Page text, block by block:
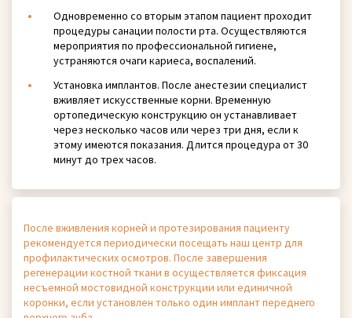
Одновременно со вторым этапом пациент проходит
процедуры санации полости рта. Осуществляются
мероприятия по профессиональной гигиене,
устраняются очаги кариеса, воспалений.
Установка имплантов. После анестезии специалист
вживляет искусственные корни. Временную
ортопедическую конструкцию он устанавливает
через несколько часов или через три дня, если к
этому имеются показания. Длится процедура от 30
минут до трех часов.
После вживления корней и протезирования пациенту
рекомендуется периодически посещать наш центр для
профилактических осмотров. После завершения
регенерации костной ткани в осуществляется фиксация
несъемной мостовидной конструкции или единичной
коронки, если установлен только один имплант переднего